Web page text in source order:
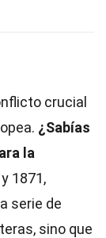
crucial
¿Sabías
la
1871,
serie de
sino que